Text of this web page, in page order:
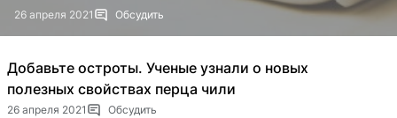
26 апреля 2021 Обсудить
Добавьте остроты. Ученые узнали о новых
полезных свойствах перца чили
26 апреля 2021 Обсудить